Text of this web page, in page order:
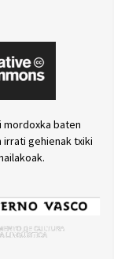
mordoxka baten
irrati gehienak txiki